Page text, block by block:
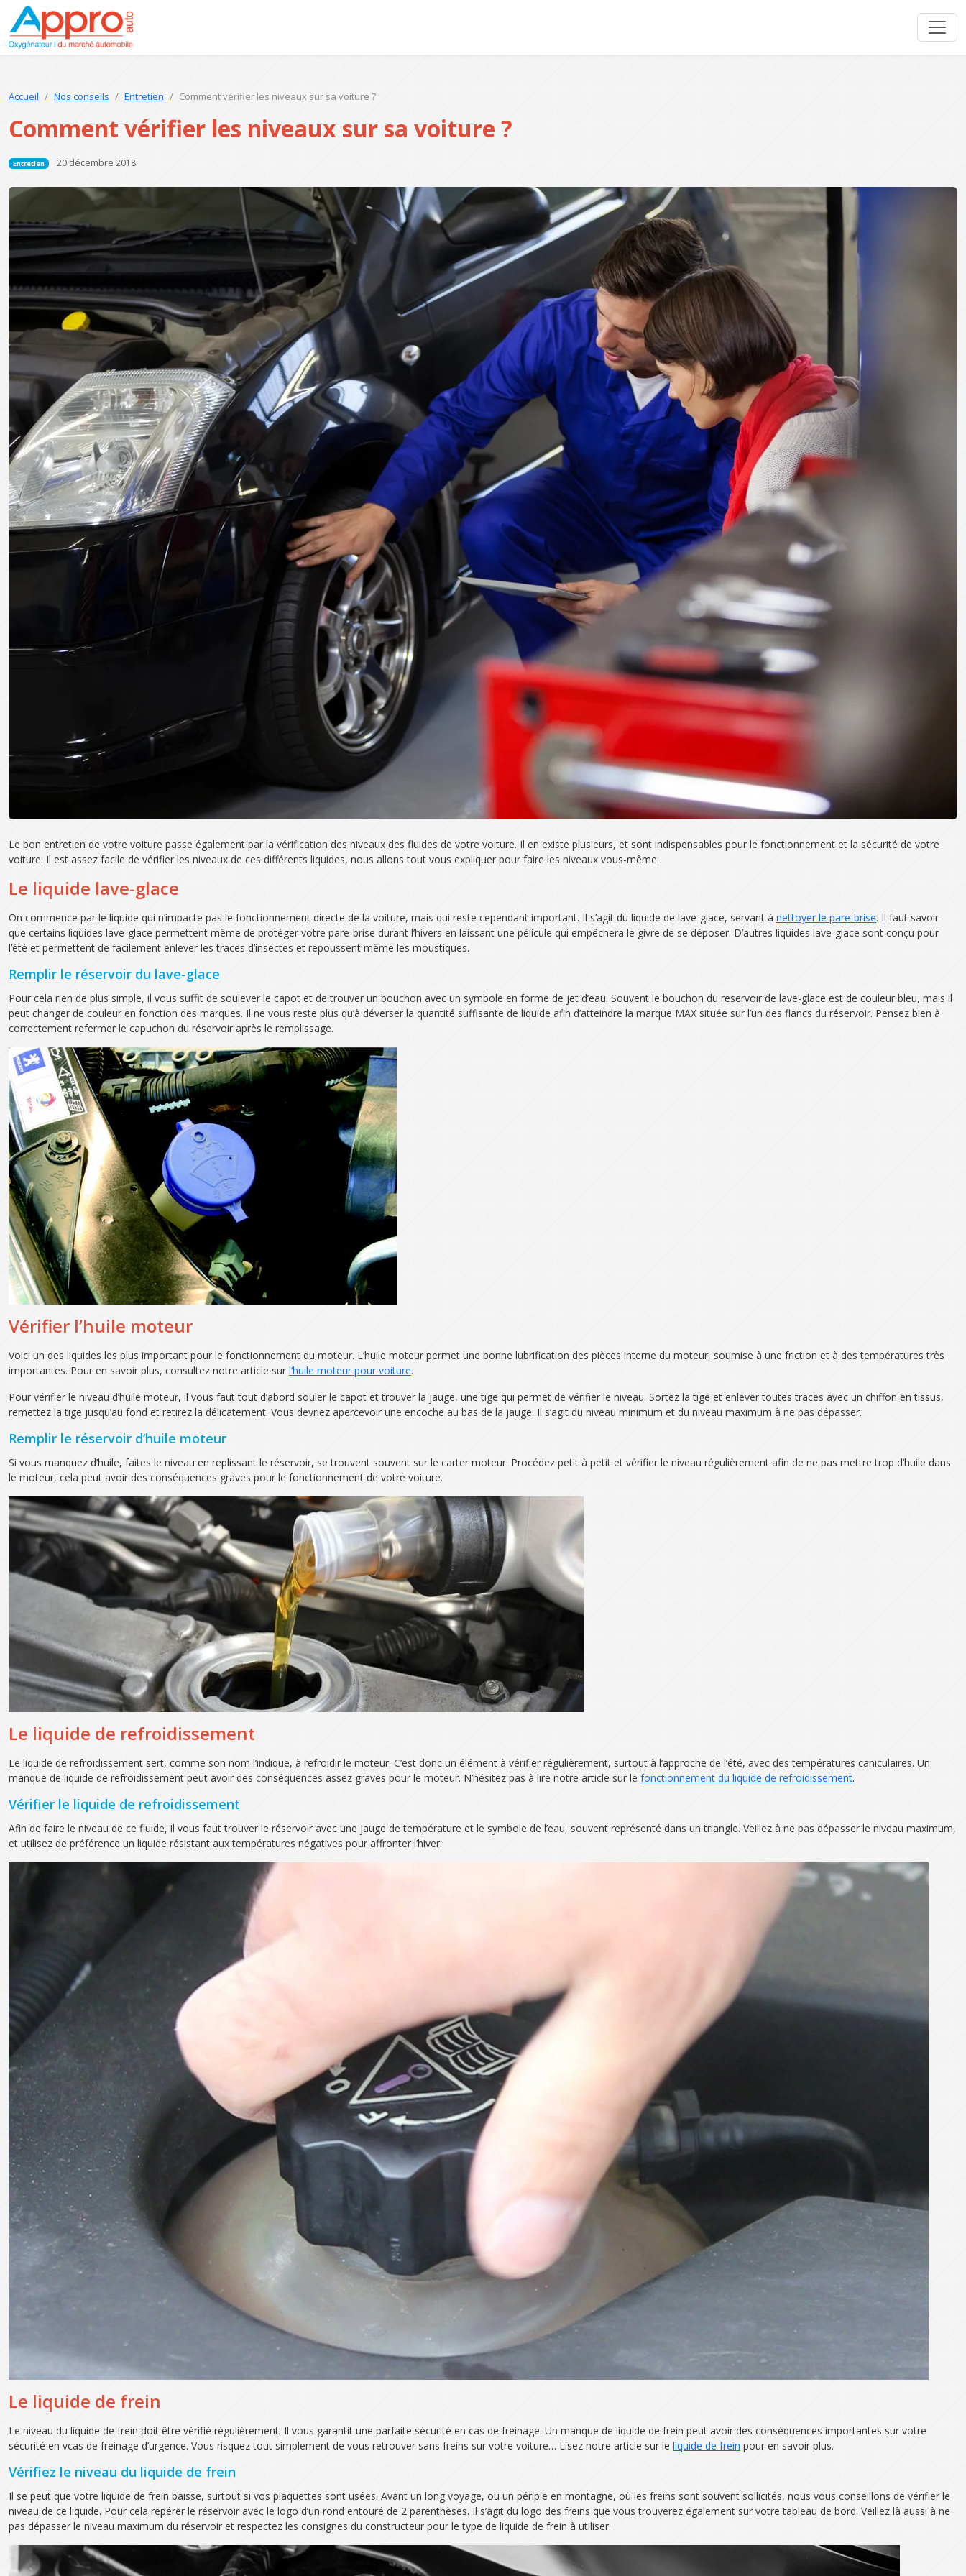
Accueil Nos conseils Entretien Comment vérifier les niveaux sur sa voiture ?
Comment vérifier les niveaux sur sa voiture ?
Entretien 20 décembre 2018
Le bon entretien de votre voiture passe également par la vérification des niveaux des fluides de votre voiture. Il en existe plusieurs, et sont indispensables pour le fonctionnement et la sécurité de votre
voiture. Il est assez facile de vérifier les niveaux de ces différents liquides, nous allons tout vous expliquer pour faire les niveaux vous-même.
Le liquide lave-glace
On commence par le liquide qui n’impacte pas le fonctionnement directe de la voiture, mais qui reste cependant important. Il s’agit du liquide de lave-glace, servant à nettoyer le pare-brise. Il faut savoir
que certains liquides lave-glace permettent même de protéger votre pare-brise durant l’hivers en laissant une pélicule qui empêchera le givre de se déposer. D’autres liquides lave-glace sont conçu pour
l’été et permettent de facilement enlever les traces d’insectes et repoussent même les moustiques.
Remplir le réservoir du lave-glace
Pour cela rien de plus simple, il vous suffit de soulever le capot et de trouver un bouchon avec un symbole en forme de jet d’eau. Souvent le bouchon du reservoir de lave-glace est de couleur bleu, mais il
peut changer de couleur en fonction des marques. Il ne vous reste plus qu’à déverser la quantité suffisante de liquide afin d’atteindre la marque MAX située sur l’un des flancs du réservoir. Pensez bien à
correctement refermer le capuchon du réservoir après le remplissage.
Vérifier l’huile moteur
Voici un des liquides les plus important pour le fonctionnement du moteur. L’huile moteur permet une bonne lubrification des pièces interne du moteur, soumise à une friction et à des températures très
importantes. Pour en savoir plus, consultez notre article sur l’huile moteur pour voiture.
Pour vérifier le niveau d’huile moteur, il vous faut tout d’abord souler le capot et trouver la jauge, une tige qui permet de vérifier le niveau. Sortez la tige et enlever toutes traces avec un chiffon en tissus,
remettez la tige jusqu’au fond et retirez la délicatement. Vous devriez apercevoir une encoche au bas de la jauge. Il s’agit du niveau minimum et du niveau maximum à ne pas dépasser.
Remplir le réservoir d’huile moteur
Si vous manquez d’huile, faites le niveau en replissant le réservoir, se trouvent souvent sur le carter moteur. Procédez petit à petit et vérifier le niveau régulièrement afin de ne pas mettre trop d’huile dans
le moteur, cela peut avoir des conséquences graves pour le fonctionnement de votre voiture.
Le liquide de refroidissement
Le liquide de refroidissement sert, comme son nom l’indique, à refroidir le moteur. C’est donc un élément à vérifier régulièrement, surtout à l’approche de l’été, avec des températures caniculaires. Un
manque de liquide de refroidissement peut avoir des conséquences assez graves pour le moteur. N’hésitez pas à lire notre article sur le fonctionnement du liquide de refroidissement.
Vérifier le liquide de refroidissement
Afin de faire le niveau de ce fluide, il vous faut trouver le réservoir avec une jauge de température et le symbole de l’eau, souvent représenté dans un triangle. Veillez à ne pas dépasser le niveau maximum,
et utilisez de préférence un liquide résistant aux températures négatives pour affronter l’hiver.
Le liquide de frein
Le niveau du liquide de frein doit être vérifié régulièrement. Il vous garantit une parfaite sécurité en cas de freinage. Un manque de liquide de frein peut avoir des conséquences importantes sur votre
sécurité en vcas de freinage d’urgence. Vous risquez tout simplement de vous retrouver sans freins sur votre voiture… Lisez notre article sur le liquide de frein pour en savoir plus.
Vérifiez le niveau du liquide de frein
Il se peut que votre liquide de frein baisse, surtout si vos plaquettes sont usées. Avant un long voyage, ou un périple en montagne, où les freins sont souvent sollicités, nous vous conseillons de vérifier le
niveau de ce liquide. Pour cela repérer le réservoir avec le logo d’un rond entouré de 2 parenthèses. Il s’agit du logo des freins que vous trouverez également sur votre tableau de bord. Veillez là aussi à ne
pas dépasser le niveau maximum du réservoir et respectez les consignes du constructeur pour le type de liquide de frein à utiliser.